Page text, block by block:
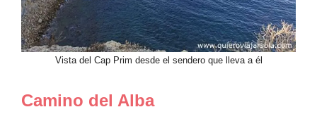
Vista del Cap Prim desde el sendero que lleva a él
Camino del Alba